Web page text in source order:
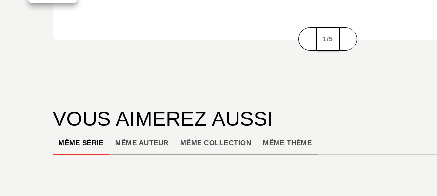
1/5
VOUS AIMEREZ AUSSI
MÊME SÉRIE MÊME AUTEUR MÊME COLLECTION MÊME THÈME